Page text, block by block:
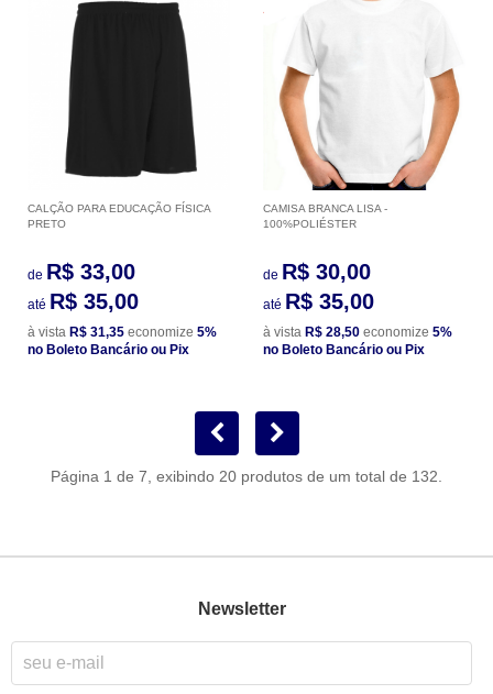
CALÇÃO PARA EDUCAÇÃO FÍSICA
PRETO
de R$ 33,00
até R$ 35,00
à vista R$ 31,35 economize 5%
no Boleto Bancário ou Pix
CAMISA BRANCA LISA -
100%POLIÉSTER
de R$ 30,00
até R$ 35,00
à vista R$ 28,50 economize 5%
no Boleto Bancário ou Pix
Página 1 de 7, exibindo 20 produtos de um total de 132.
Newsletter